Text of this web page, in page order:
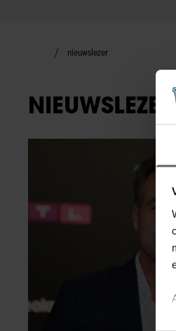
nieuwslezer
NIEUWSLEZER